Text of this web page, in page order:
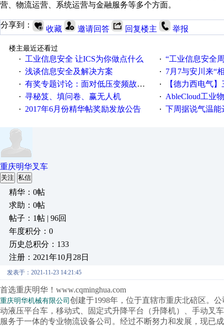
营、物流运营、系统运营与金融服务等多个方面。
分享到： 收藏 邀请回答 回复楼主 举报
楼主最近还看过
·
工业信息安全 让ICS为你做点什么 · “工业信息安全周之我见”
· 浅谈信息安全及解决方案 · 7月7与安川来“
· 有奖专题讨论：面对低压变频故障，老手是这样解决的！ · 【德力西电气】三
· 寻秘笈、填问卷、赢无人机 · AbleCloud工业物联
· 2017年6月份精华帖奖励发放公告 · 下周据说气温能
重庆明华叉车
关注 私信
精华：0帖
求助：0帖
帖子：1帖 | 96回
年度积分：0
历史总积分：133
注册：2021年10月28日
发表于：2021-11-23 14:21:45
首选重庆明华！www.cqminghua.com
重庆明华机械有限公司 创建于1998年，位于直辖市重庆北碚区。
动液压平台车，移动式、固定式升降平台（升降机）、手动叉
服务于一体的专业物流设备公司。经过不断努力和发展，现已